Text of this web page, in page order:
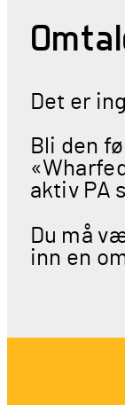
Det er
Bli den
aktiv PA
Du må
inn en